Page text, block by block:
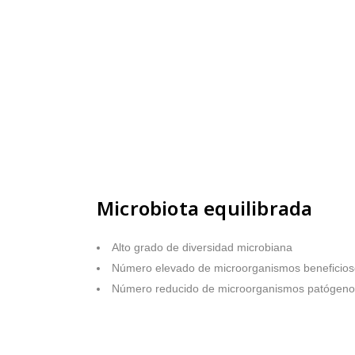
Microbiota equilibrada
Alto grado de diversidad microbiana
Número elevado de microorganismos
Número reducido de microorganismos